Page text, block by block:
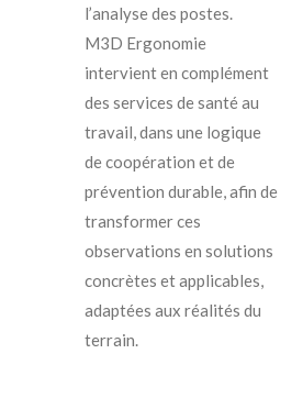
l’analyse des postes.
M3D Ergonomie
intervient en complément
des services de santé au
travail, dans une logique
de coopération et de
prévention durable, afin de
transformer ces
observations en solutions
concrètes et applicables,
adaptées aux réalités du
terrain.